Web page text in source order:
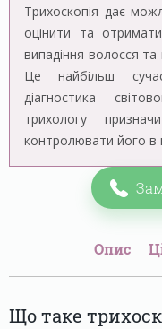
Трихоскопія дає
оцінити та
випадіння волосся
Це найбільш
діагностика
трихологу
контролювати його в
Опис
Що таке